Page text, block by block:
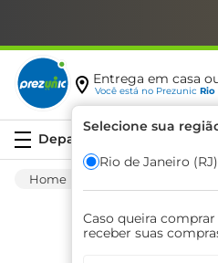
Entrega em casa
Você está no Prezunic Rio
Selecione sua
Rio de Janeiro (RJ)
Caso queira
receber suas